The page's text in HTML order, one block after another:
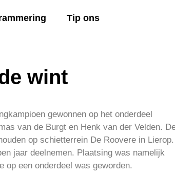
Tip ons
wint
gewonnen op het onderdeel
van de Burgt en Henk van der Velden.
op schietterrein De Roovere in Lierop.
jaar deelnemen. Plaatsing was namelijk
een onderdeel was geworden.